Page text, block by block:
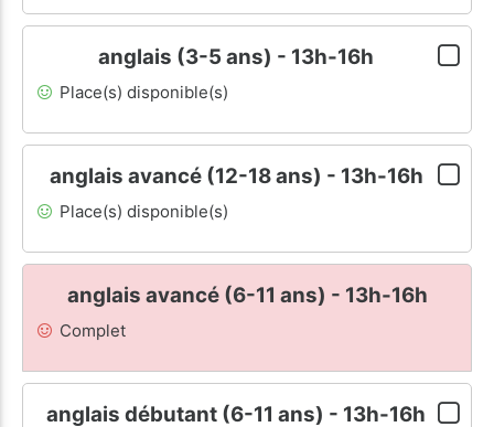
anglais (3-5 ans) - 13h-16h
Place(s) disponible(s)
anglais avancé (12-18 ans) - 13h-16h
Place(s) disponible(s)
anglais avancé (6-11 ans) - 13h-16h
Complet
anglais débutant (6-11 ans) - 13h-16h